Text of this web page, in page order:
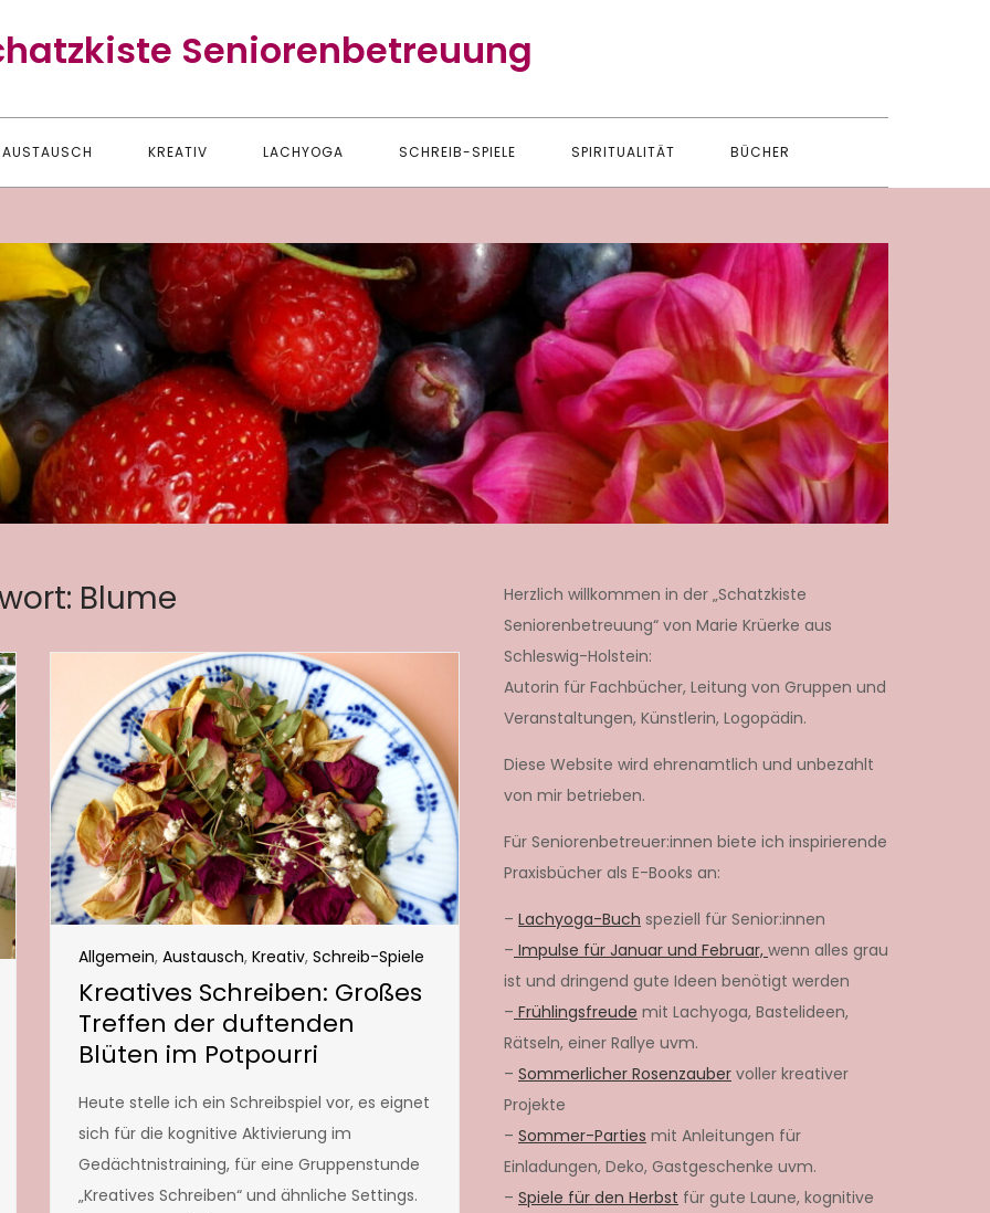
Seniorenbetreuung
AUSTAUSCH KREATIV LACHYOGA SCHREIB-SPIELE SPIRITUALITÄT BÜCHER
Blume
Allgemein, Austausch, Kreativ, Schreib-Spiele
Kreatives Schreiben: Großes
Treffen der duftenden
Blüten im Potpourri
Heute stelle ich ein Schreibspiel vor, es eignet
sich für die kognitive Aktivierung im
Gedächtnistraining, für eine Gruppenstunde
„Kreatives Schreiben“ und ähnliche Settings.
Herzlich willkommen in der „Schatzkiste
Seniorenbetreuung“ von Marie Krüerke aus
Schleswig-Holstein:
Autorin für Fachbücher, Leitung von Gruppen und
Veranstaltungen, Künstlerin, Logopädin.
Diese Website wird ehrenamtlich und unbezahlt
von mir betrieben.
Für Seniorenbetreuer:innen biete ich inspirierende
Praxisbücher als E-Books an:
– Lachyoga-Buch speziell für Senior:innen
– Impulse für Januar und Februar, wenn alles grau
ist und dringend gute Ideen benötigt werden
– Frühlingsfreude mit Lachyoga, Bastelideen,
Rätseln, einer Rallye uvm.
– Sommerlicher Rosenzauber voller kreativer
Projekte
– Sommer-Parties mit Anleitungen für
Einladungen, Deko, Gastgeschenke uvm.
– Spiele für den Herbst für gute Laune, kognitive